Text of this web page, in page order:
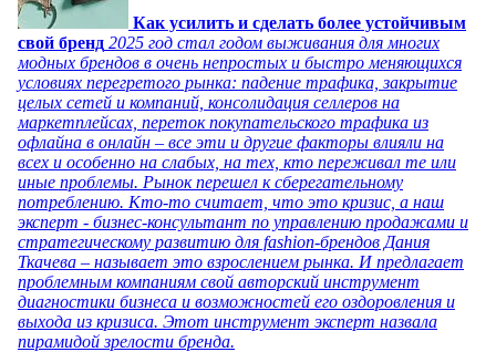
Как усилить и сделать более устойчивым
свой бренд 2025 год стал годом выживания для многих
модных брендов в очень непростых и быстро меняющихся
условиях перегретого рынка: падение трафика, закрытие
целых сетей и компаний, консолидация селлеров на
маркетплейсах, переток покупательского трафика из
офлайна в онлайн – все эти и другие факторы влияли на
всех и особенно на слабых, на тех, кто переживал те или
иные проблемы. Рынок перешел к сберегательному
потреблению. Кто-то считает, что это кризис, а наш
эксперт - бизнес-консультант по управлению продажами и
стратегическому развитию для fashion-брендов Дания
Ткачева – называет это взрослением рынка. И предлагает
проблемным компаниям свой авторский инструмент
диагностики бизнеса и возможностей его оздоровления и
выхода из кризиса. Этот инструмент эксперт назвала
пирамидой зрелости бренда.